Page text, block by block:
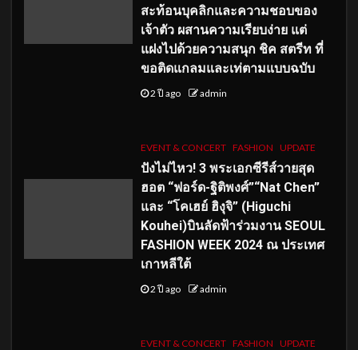
สะท้อนบุคลิกและความชอบของ
เจ้าตัว ผสานความเรียบง่าย แต่
แฝงไปด้วยความสนุก ชิค สตรีท ที่
ขอติดแกลมและเท่ตามแบบฉบับ
2 ปี ago admin
EVENT & CONCERT FASHION UPDATE
ปังไม่ไหว! 3 พระเอกซีรีส์วายสุด
ฮอต “ฟอร์ด-ฐิติพงศ์”“Nat Chen”
และ “โคเฮย์ ฮิงุจิ” (Higuchi
Kouhei)บินลัดฟ้าร่วมงาน SEOUL
FASHION WEEK 2024 ณ ประเทศ
เกาหลีใต้
2 ปี ago admin
EVENT & CONCERT FASHION UPDATE